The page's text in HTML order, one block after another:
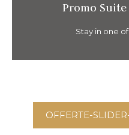
Promo
Stay in one of
OFFERTE-